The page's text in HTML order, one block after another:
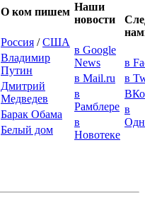
О ком пишем
Россия /США
Владимир
Путин
Дмитрий
Медведев
Барак Обама
Белый дом
Наши
новости
в Google
News
в Mail.ru
в
Рамблере
в
Новотеке
в
в
в